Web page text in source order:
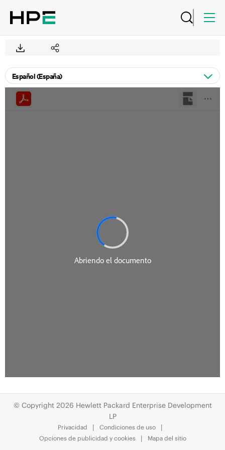
© Copyright 2026 Hewlett Packard Enterprise Development
LP
Privacidad
Condiciones de uso
Opciones de publicidad y cookies
Mapa del sitio